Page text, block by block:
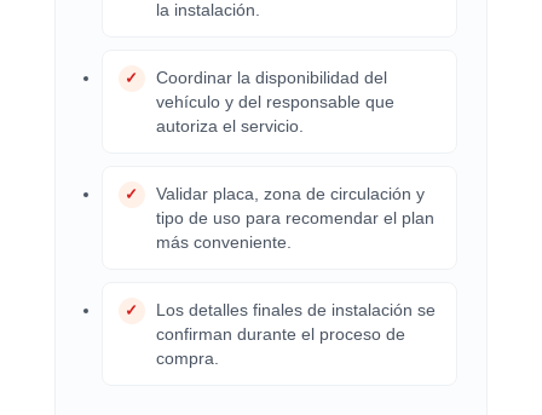
la instalación.
Coordinar la disponibilidad del
vehículo y del responsable que
autoriza el servicio.
Validar placa, zona de circulación y
tipo de uso para recomendar el plan
más conveniente.
Los detalles finales de instalación se
confirman durante el proceso de
compra.